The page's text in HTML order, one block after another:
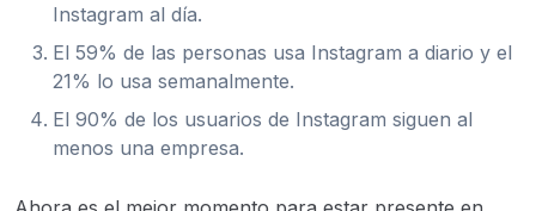
Instagram al día.
El 59% de las personas usa Instagram a diario y el
21% lo usa semanalmente.
El 90% de los usuarios de Instagram siguen al
menos una empresa.